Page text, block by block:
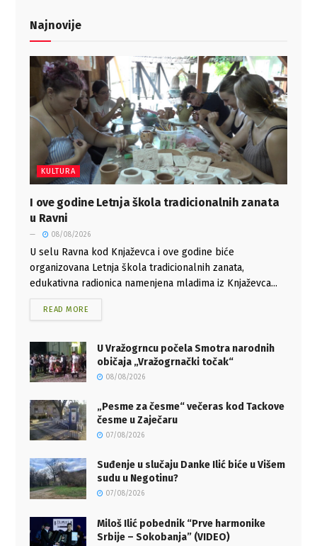
Najnovije
KULTURA
I ove godine Letnja škola tradicionalnih zanata
u Ravni
08/08/2026
U selu Ravna kod Knjaževca i ove godine biće
organizovana Letnja škola tradicionalnih zanata,
edukativna radionica namenjena mladima iz Knjaževca...
READ MORE
U Vražogrncu počela Smotra narodnih
običaja „Vražogrnački točak“
08/08/2026
„Pesme za česme“ večeras kod Tackove
česme u Zaječaru
07/08/2026
Suđenje u slučaju Danke Ilić biće u Višem
sudu u Negotinu?
07/08/2026
Miloš Ilić pobednik “Prve harmonike
Srbije – Sokobanja” (VIDEO)